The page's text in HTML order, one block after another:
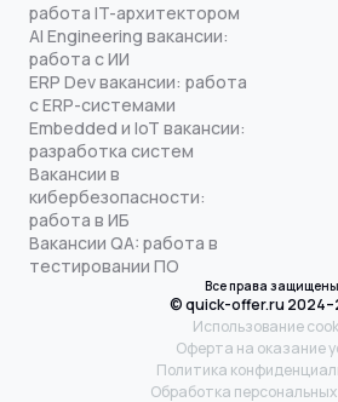
работа IT-архитектором
AI Engineering вакансии:
работа с ИИ
ERP Dev вакансии: работа
с ERP-системами
Embedded и IoT вакансии:
разработка систем
Вакансии в
кибербезопасности:
работа в ИБ
Вакансии QA: работа в
тестировании ПО
Все права защищены
© quick-offer.ru
Использование
Оферта на оказание
Политика
Обработка